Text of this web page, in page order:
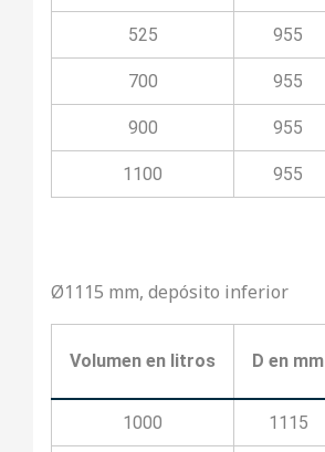
525 955
700 955
900 955
1100 955
Ø1115 mm, depósito inferior
Volumen en litros D en mm
1000 1115